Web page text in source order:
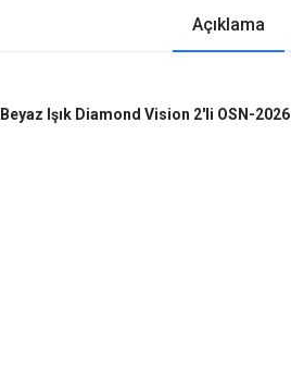
Açıklama
Işık Diamond Vision 2'li OSN-2026